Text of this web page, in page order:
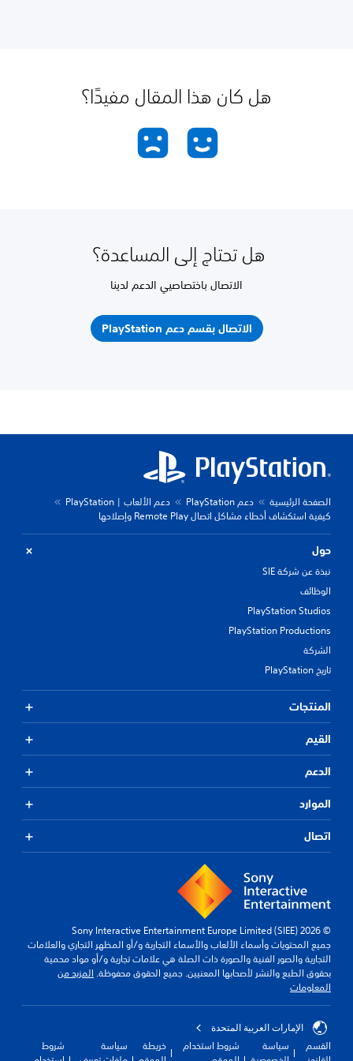
هل كان هذا المقال مفيدًا؟
هل تحتاج إلى المساعدة؟
الاتصال باختصاصيي الدعم لدينا
الاتصال بقسم دعم PlayStation
الصفحة الرئيسية دعم PlayStation
دعم الألعاب | PlayStation
كيفية استكشاف أخطاء مشاكل اتصال Remote Play وإصلاحها
حول
نبذة عن شركة SIE
الوظائف
PlayStation Studios
PlayStation Productions
الشركة
تاريخ PlayStation
المنتجات
القيم
الدعم
الموارد
اتصال
© 2026 Sony Interactive Entertainment Europe Limited (SIEE)
جميع المحتويات وأسماء الألعاب والأسماء التجارية و/أو المظهر التجاري والعلامات
التجارية والصور الفنية والصورة ذات الصلة هي علامات تجارية و/أو مواد محمية
بحقوق الطبع والنشر لأصحابها المعنيين. جميع الحقوق محفوظة.المزيد من
المعلومات
الإمارات العربية المتحدة
القسم
سياسة
شروط استخدام
خريطة
سياسة
شروط